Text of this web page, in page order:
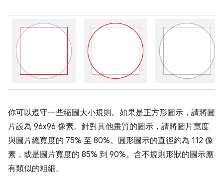
你可以遵守一些縮圖大小規則。如果是正方形圖示，請將圖
片設為 96x96 像素。針對其他畫質的圖示，請將圖片寬度
與圖片總寬度的 75% 至 80%。圓形圖示的直徑約為 112 像
素，或是圖片寬度的 85% 到 90%。含不規則形狀的圖示應
有類似的粗細。